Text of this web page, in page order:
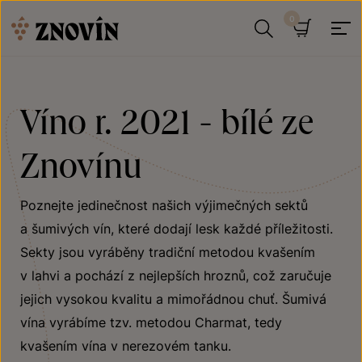
Víno r. 2021 - bílé ze
Znovínu
Poznejte jedinečnost našich výjimečných sektů
a šumivých vín, které dodají lesk každé příležitosti.
Sekty jsou vyráběny tradiční metodou kvašením
v lahvi a pochází z nejlepších hroznů, což zaručuje
jejich vysokou kvalitu a mimořádnou chuť. Šumivá
vína vyrábíme tzv. metodou Charmat, tedy
kvašením vína v nerezovém tanku.